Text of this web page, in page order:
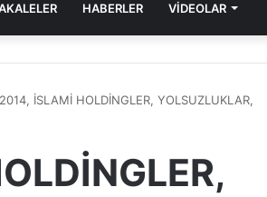
HABERLER VİDEOLAR
İSLAMİ HOLDİNGLER, YOLSUZLUKLAR,